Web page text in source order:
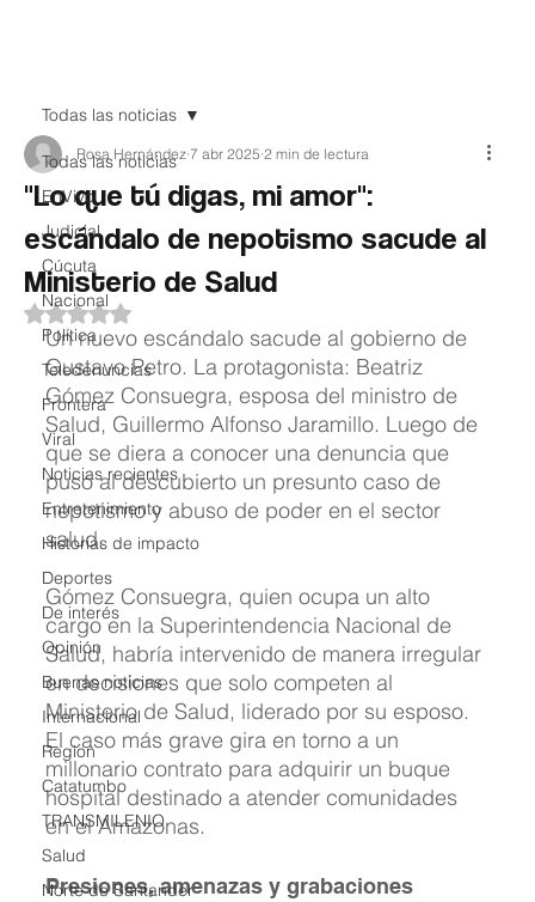
Todas las noticias
EnVivo
Judicial
Cúcuta
Nacional
Política
Teledenuncias
Frontera
Viral
Noticias recientes
Entretenimiento
Historias de impacto
Deportes
De interés
Opinión
Buenas noticias
Internacional
Region
Catatumbo
TRANSMILENIO
Salud
Norte de Santander
Todas las noticias
"Lo que tú digas, mi amor":
escándalo de nepotismo sacude al
Ministerio de Salud
Rosa Hernández 7 abr 2025 2 min de lectura
Obtuvo NaN de 5 estrellas.
Un nuevo escándalo sacude al gobierno de
Gustavo Petro. La protagonista: Beatriz
Gómez Consuegra, esposa del ministro de
Salud, Guillermo Alfonso Jaramillo. Luego de
que se diera a conocer una denuncia que
puso al descubierto un presunto caso de
nepotismo y abuso de poder en el sector
salud.
Gómez Consuegra, quien ocupa un alto
cargo en la Superintendencia Nacional de
Salud, habría intervenido de manera irregular
en decisiones que solo competen al
Ministerio de Salud, liderado por su esposo.
El caso más grave gira en torno a un
millonario contrato para adquirir un buque
hospital destinado a atender comunidades
en el Amazonas.
Presiones, amenazas y grabaciones